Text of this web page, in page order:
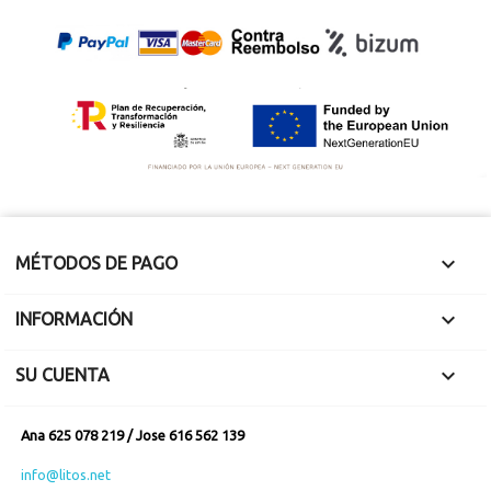
Mide 2 x 1.8 x 1 cm.
Final de corte.
Mide 1.5 x 1.5 x 0.5
gramos.
MÉTODOS DE PAGO 
INFORMACIÓN 
SU CUENTA 
Ana 625 078 219 / Jose 616 562 139
info@litos.net